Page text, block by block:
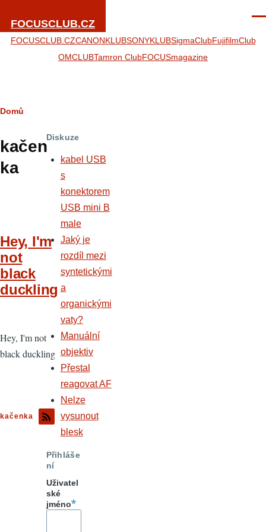
FOCUSCLUB.CZ
FOCUSCLUB.CZCANONKLUBSONYKLUBSigmaClubFujifilmClub
OMCLUBTamron ClubFOCUSmagazine
Drobečková
navigace
Domů
kačen
ka
Hey, I'm
not
black
duckling
Hey, I'm not
black duckling
kačenka
Diskuze
kabel USB
s
konektorem
USB mini B
male
Jaký je
rozdíl mezi
syntetickými
a
organickými
vaty?
Manuální
objektiv
Přestal
reagovat AF
Nelze
vysunout
blesk
Přihláše
ní
Uživatel
ské
jméno